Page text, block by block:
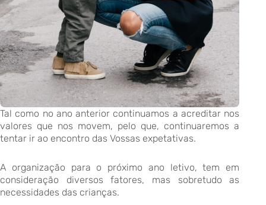
Tal como no ano anterior continuamos a acreditar nos
valores que nos movem, pelo que, continuaremos a
tentar ir ao encontro das Vossas expetativas.
A organização para o próximo ano letivo, tem em
consideração diversos fatores, mas sobretudo as
necessidades das crianças.